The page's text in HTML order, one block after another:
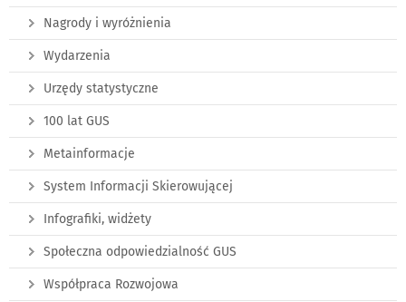
Nagrody i wyróżnienia
Wydarzenia
Urzędy statystyczne
100 lat GUS
Metainformacje
System Informacji Skierowującej
Infografiki, widżety
Społeczna odpowiedzialność GUS
Współpraca Rozwojowa